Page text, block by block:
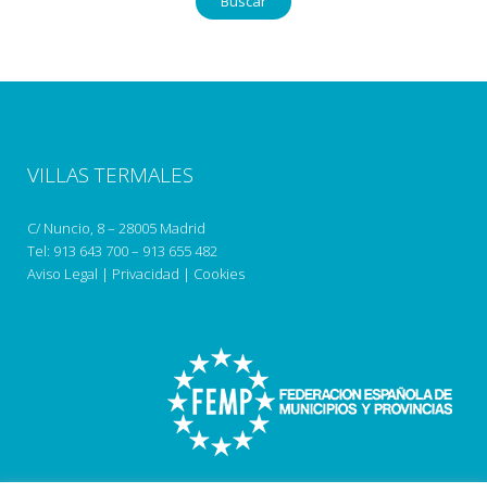
VILLAS TERMALES
C/ Nuncio, 8 – 28005 Madrid
Tel: 913 643 700– 913 655 482
Aviso Legal | Privacidad | Cookies